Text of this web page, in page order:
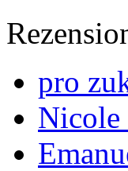
pro
Nicole